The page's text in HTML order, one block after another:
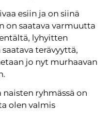
esiin ja on siinä
on saatava varmuutta
lyhyitten
terävyyttä,
jo nyt murhaavan
ryhmässä on
olen valmis